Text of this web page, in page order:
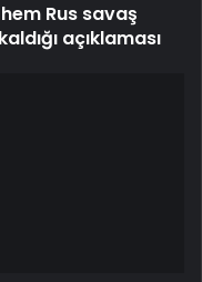
Rus savaş
açıklaması